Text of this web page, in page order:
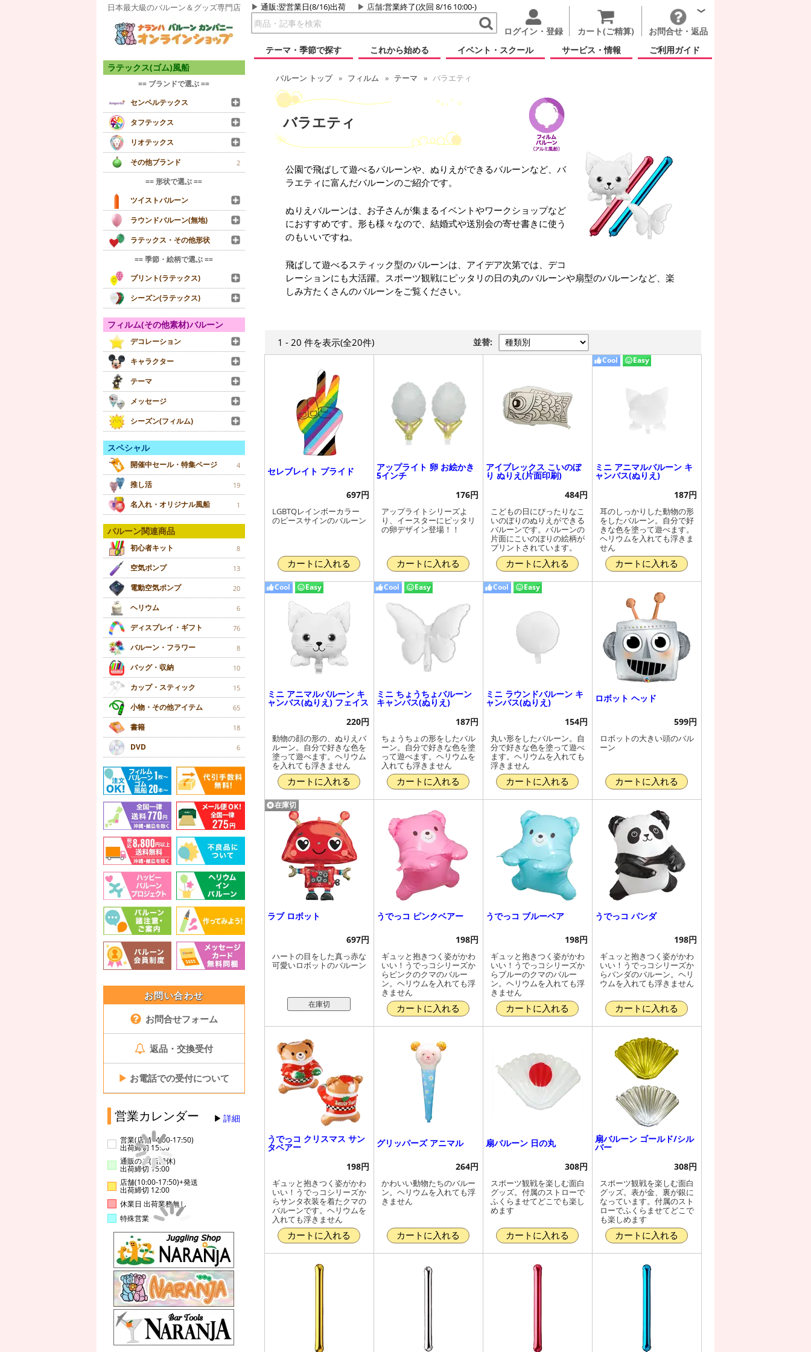
日本最大級のバルーン＆グッズ専門店 通販:翌営業日(8/16)出荷 店舗:営業終了(次回 8/16 10:00-)
ログイン・登録 カート(ご精算)
お問合せ・返品
テーマ・季節で探す
これから始める イベント・スクール サービス・情報 ご利用ガイド
ラテックス(ゴム)風船
== ブランドで選ぶ ==
センペルテックス
タフテックス
リオテックス
その他ブランド
2
== 形状で選ぶ ==
ツイストバルーン
ラウンドバルーン(無地)
ラテックス・その他形状
== 季節・絵柄で選ぶ ==
プリント(ラテックス)
シーズン(ラテックス)
フィルム(その他素材)バルーン
デコレーション
キャラクター
テーマ
メッセージ
シーズン(フィルム)
スペシャル
開催中セール・特集ページ 4
推し活 19
名入れ・オリジナル風船 1
バルーン関連商品
初心者キット 8
空気ポンプ 13
電動空気ポンプ 20
ヘリウム 6
ディスプレイ・ギフト 76
バルーン・フラワー 8
バッグ・収納 10
カップ・スティック 15
小物・その他アイテム 65
書籍 18
DVD 6
お問い合わせ
お問合せフォーム
返品・交換受付
▶ お電話での受付について
営業カレンダー 詳細
営業(店舗14:00-17:50)
出荷締切 15:00
通販のみ(店舗休)
出荷締切 15:00
店舗(10:00-17:50)+発送
出荷締切 12:00
休業日 出荷業務無し
特殊営業
バルーン トップ フィルム テーマ バラエティ
バラエティ
公園で飛ばして遊べるバルーンや、ぬりえができるバルーンなど、バ
ラエティに富んだバルーンのご紹介です。
ぬりえバルーンは、お子さんが集まるイベントやワークショップなど
におすすめです。形も様々なので、結婚式や送別会の寄せ書きに使う
のもいいですね。
飛ばして遊べるスティック型のバルーンは、アイデア次第では、デコ
レーションにも大活躍。スポーツ観戦にピッタリの日の丸のバルーンや扇型のバルーンなど、楽
しみ方たくさんのバルーンをご覧ください。
1 - 20 件を表示(全20件) 並替:
セレブレイト プライド
697円
LGBTQレインボーカラー
のピースサインのバルーン
カートに入れる
アップライト 卵 お絵かき
5インチ
176円
アップライトシリーズよ
り、イースターにピッタリ
の卵デザイン登場！！
カートに入れる
アイブレックス こいのぼ
り ぬりえ(片面印刷)
484円
こどもの日にぴったりなこ
いのぼりのぬりえができる
バルーンです。バルーンの
片面にこいのぼりの絵柄が
プリントされています。
カートに入れる
Cool Easy
ミニ アニマルバルーン キ
ャンバス(ぬりえ)
187円
耳のしっかりした動物の形
をしたバルーン。自分で好
きな色を塗って遊べます。
ヘリウムを入れても浮きま
せん
カートに入れる
Cool Easy
ミニ アニマルバルーン キ
ャンバス(ぬりえ) フェイス
220円
動物の顔の形の、ぬりえバ
ルーン。自分で好きな色を
塗って遊べます。ヘリウム
を入れても浮きません
カートに入れる
Cool Easy
ミニ ちょうちょバルーン
キャンバス(ぬりえ)
187円
ちょうちょの形をしたバル
ーン。自分で好きな色を塗
って遊べます。ヘリウムを
入れても浮きません
カートに入れる
Cool Easy
ミニ ラウンドバルーン キ
ャンバス(ぬりえ)
154円
丸い形をしたバルーン。自
分で好きな色を塗って遊べ
ます。ヘリウムを入れても
浮きません
カートに入れる
ロボット ヘッド
599円
ロボットの大きい頭のバル
ーン
カートに入れる
在庫切
ラブ ロボット
697円
ハートの目をした真っ赤な
可愛いロボットのバルーン
在庫切
うでっコ ピンクベアー
198円
ギュッと抱きつく姿がかわ
いい！うでっコシリーズか
らピンクのクマのバルー
ン。ヘリウムを入れても浮
きません
カートに入れる
うでっコ ブルーベア
198円
ギュッと抱きつく姿がかわ
いい！うでっコシリーズか
らブルーのクマのバルー
ン。ヘリウムを入れても浮
きません
カートに入れる
うでっコ パンダ
198円
ギュッと抱きつく姿がかわ
いい！うでっコシリーズか
らパンダのバルーン。ヘリ
ウムを入れても浮きません
カートに入れる
うでっコ クリスマス サン
タベアー
198円
ギュッと抱きつく姿がかわ
いい！うでっコシリーズか
らサンタ衣装を着たクマの
バルーンです。ヘリウムを
入れても浮きません
カートに入れる
グリッパーズ アニマル
264円
かわいい動物たちのバルー
ン。ヘリウムを入れても浮
きません
カートに入れる
扇バルーン 日の丸
308円
スポーツ観戦を楽しむ面白
グッズ。付属のストローで
ふくらませてどこでも楽し
めます
カートに入れる
扇バルーン ゴールド/シル
バー
308円
スポーツ観戦を楽しむ面白
グッズ。表が金、裏が銀に
なっています。付属のスト
ローでふくらませてどこで
も楽しめます
カートに入れる